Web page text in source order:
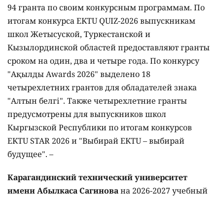
94 гранта по своим конкурсным программам. По
итогам конкурса EKTU QUIZ-2026 выпускникам
школ Жетысуской, Туркестанской и
Кызылординской областей предоставляют гранты
сроком на один, два и четыре года. По конкурсу
"Ақылды Awards 2026" выделено 18
четырехлетних грантов для обладателей знака
"Алтын белгі". Также четырехлетние гранты
предусмотрены для выпускников школ
Кыргызской Республики по итогам конкурсов
EKTU STAR 2026 и "Выбирай EKTU – выбирай
будущее". –
Карагандинский технический университет
имени Абылкаса Сагинована 2026-2027 учебный